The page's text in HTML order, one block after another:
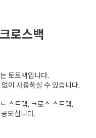
로스백
토트백입니다.
이 사용하실 수 있습니다.
스트랩, 크로스 스트랩,
되십니다.